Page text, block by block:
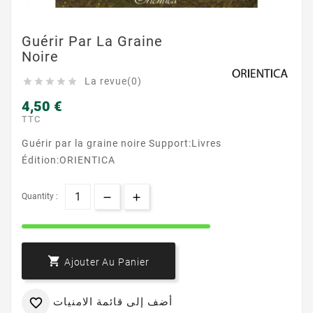
Guérir Par La Graine
Noire
     La revue(0)
4,50 €
TTC
Guérir par la graine noire Support:Livres
Édition:ORIENTICA
Quantity :
 Ajouter Au Panier
 أضف إلى قائمة الامنيات